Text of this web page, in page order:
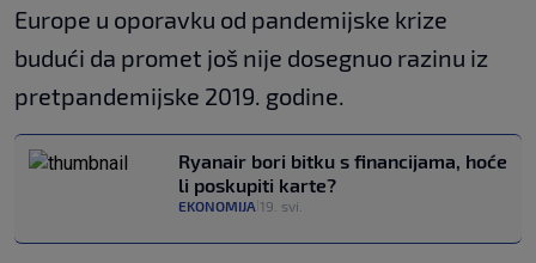
Europe u oporavku od pandemijske krize
budući da promet još nije dosegnuo razinu iz
pretpandemijske 2019. godine.
Ryanair bori bitku s financijama, hoće
li poskupiti karte?
EKONOMIJA 19. svi.